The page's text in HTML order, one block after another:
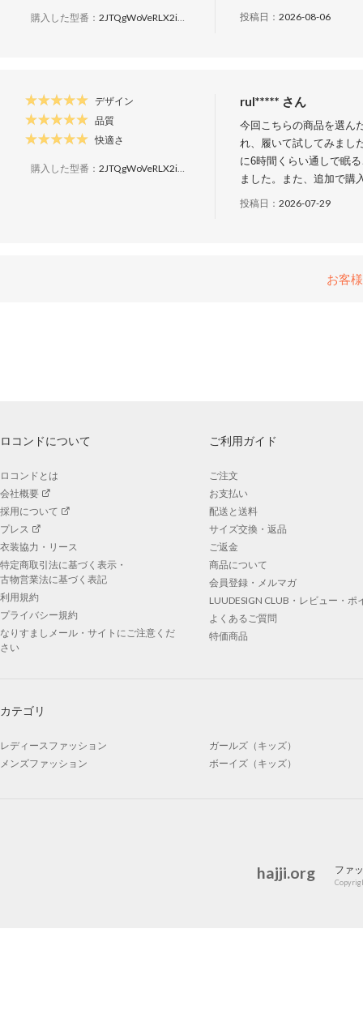
購入した型番： 2JTQgWoVeRLX2ieeDEkyis
投稿日： 2026-08-06
デザイン
品質
快適さ
購入した型番： 2JTQgWoVeRLX2ieeDEkyis
rul***** さん
今回こちらの商品を選ん
れ、履いて試してみまし
に6時間くらい通しで眠
ました。また、追加で購
投稿日： 2026-07-29
お客
ロコンドについて
ロコンドとは
会社概要
採用について
プレス
衣装協力・リース
特定商取引法に基づく表示・
古物営業法に基づく表記
利用規約
プライバシー規約
なりすましメール・サイトにご注意くだ
さい
ご利用ガイド
ご注文
お支払い
配送と送料
サイズ交換・返品
ご返金
商品について
会員登録・メルマガ
LUUDESIGN CLUB・レビュー・ポ
よくあるご質問
特価商品
カテゴリ
レディースファッション
メンズファッション
ガールズ（キッズ）
ボーイズ（キッズ）
hajji.org ファ